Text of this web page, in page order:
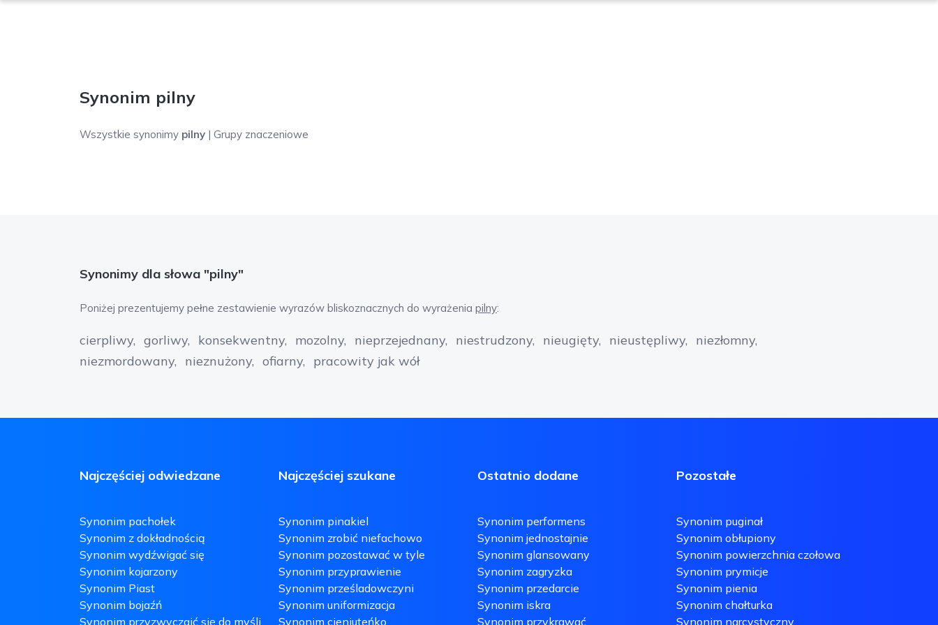
Synonim pilny
Wszystkie synonimy pilny | Grupy znaczeniowe
Synonimy dla słowa "pilny"
Poniżej prezentujemy pełne zestawienie wyrazów bliskoznacznych do wyrażenia pilny:
cierpliwy gorliwy konsekwentny mozolny nieprzejednany niestrudzony nieugięty nieustępliwy
niezłomny
niezmordowany
nieznużony ofiarny pracowity jak wół
Najczęściej odwiedzane
Synonim pachołek
Synonim z dokładnością
Synonim wydźwigać się
Synonim kojarzony
Synonim Piast
Synonim bojaźń
Synonim przyzwyczaić się do myśli
Najczęściej szukane
Synonim pinakiel
Synonim zrobić niefachowo
Synonim pozostawać w tyle
Synonim przyprawienie
Synonim prześladowczyni
Synonim uniformizacja
Synonim cieniuteńko
Ostatnio dodane
Synonim performens
Synonim jednostajnie
Synonim glansowany
Synonim zagryzka
Synonim przedarcie
Synonim iskra
Synonim przykrawać
Pozostałe
Synonim puginał
Synonim obłupiony
Synonim powierzchnia czołowa
Synonim prymicje
Synonim pienia
Synonim chałturka
Synonim narcystyczny